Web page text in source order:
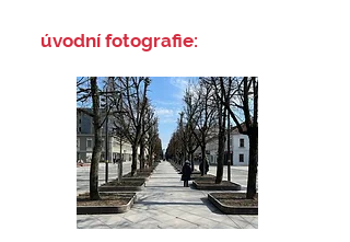
úvodní fotografie: